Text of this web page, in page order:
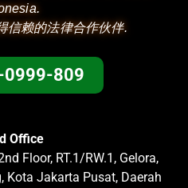
信赖的法律合作伙伴.
0999-809
Office
Floor, RT.1/RW.1, Gelora,
Kota Jakarta Pusat, Daerah